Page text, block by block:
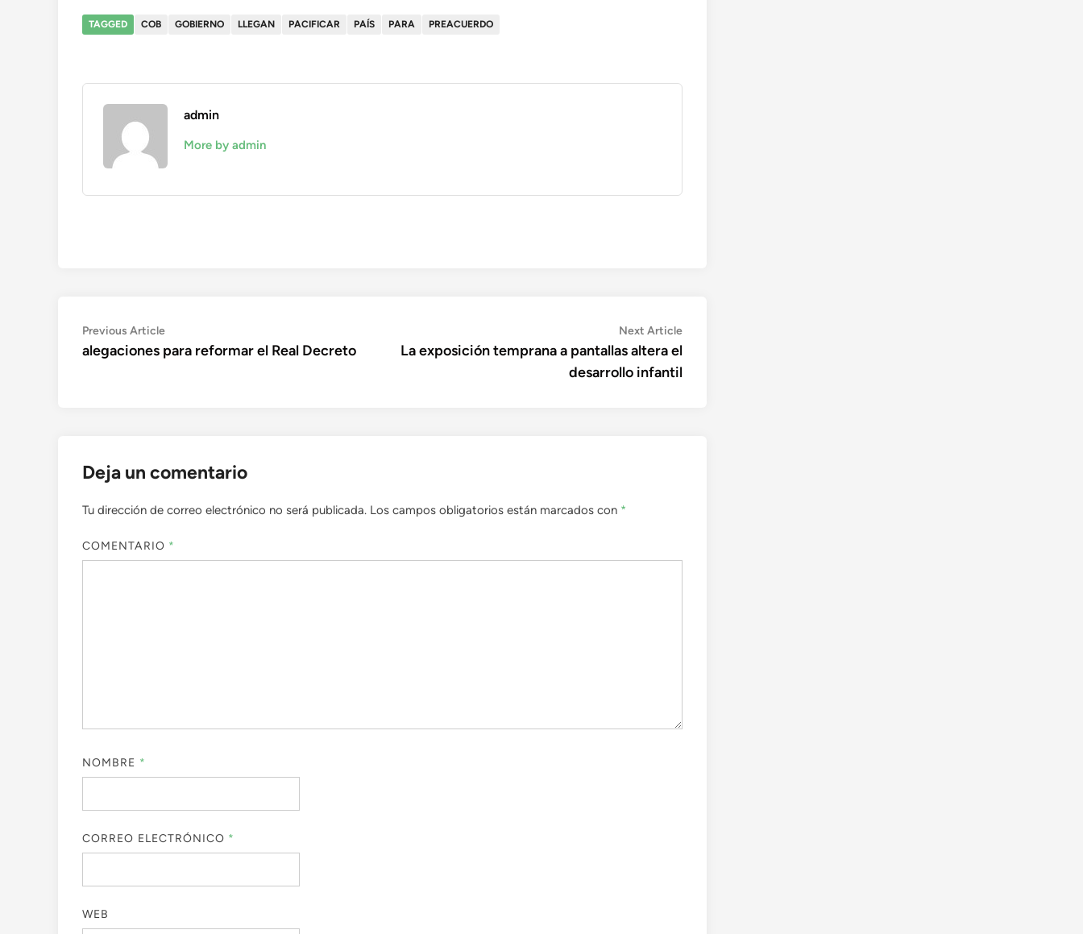
TAGGED COB GOBIERNO LLEGAN PACIFICAR PAÍS PARA PREACUERDO
admin
More by admin
Navegación
de
Previous ArticlePrevious
article:
alegaciones para reformar el Real Decreto
Next ArticleNext
article:
La exposición temprana a pantallas altera el
desarrollo infantil
Deja un comentario
Tu dirección de correo electrónico no será publicada. Los campos obligatorios están marcados con *
COMENTARIO *
NOMBRE *
CORREO ELECTRÓNICO *
WEB